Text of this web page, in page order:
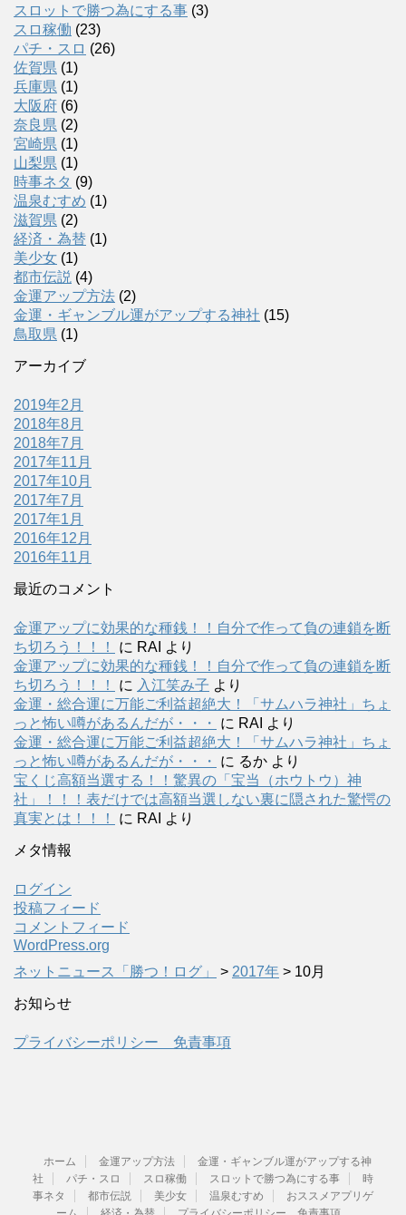
スロットで勝つ為にする事 (3)
スロ稼働 (23)
パチ・スロ (26)
佐賀県 (1)
兵庫県 (1)
大阪府 (6)
奈良県 (2)
宮崎県 (1)
山梨県 (1)
時事ネタ (9)
温泉むすめ (1)
滋賀県 (2)
経済・為替 (1)
美少女 (1)
都市伝説 (4)
金運アップ方法 (2)
金運・ギャンブル運がアップする神社 (15)
鳥取県 (1)
アーカイブ
2019年2月
2018年8月
2018年7月
2017年11月
2017年10月
2017年7月
2017年1月
2016年12月
2016年11月
最近のコメント
金運アップに効果的な種銭！！自分で作って負の連鎖を断
ち切ろう！！！
に RAI より
金運アップに効果的な種銭！！自分で作って負の連鎖を断
ち切ろう！！！
に 入江笑み子 より
金運・総合運に万能ご利益超絶大！「サムハラ神社」ちょ
っと怖い噂があるんだが・・・
に RAI より
金運・総合運に万能ご利益超絶大！「サムハラ神社」ちょ
っと怖い噂があるんだが・・・
に るか より
宝くじ高額当選する！！驚異の「宝当（ホウトウ）神
社」！！！表だけでは高額当選しない裏に隠された驚愕の
真実とは！！！
に RAI より
メタ情報
ログイン
投稿フィード
コメントフィード
WordPress.org
ネットニュース「勝つ！ログ」
> 2017年 > 10月
お知らせ
プライバシーポリシー 免責事項
ホーム 金運アップ方法
金運・ギャンブル運がアップする神
社
パチ・スロ スロ稼働 スロットで勝つ為にする事
時
事ネタ
都市伝説 美少女 温泉むすめ
おススメアプリゲ